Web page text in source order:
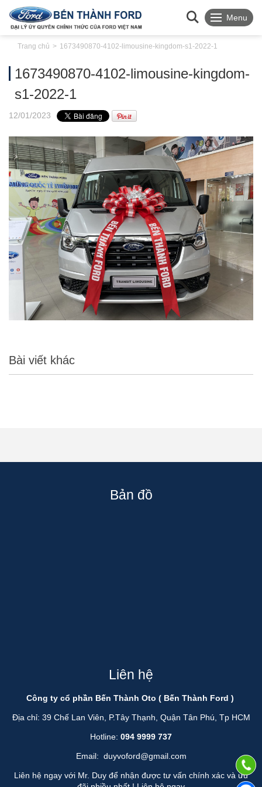
Menu
Trang chủ 1673490870-4102-limousine-kingdom-s1-2022-1
1673490870-4102-limousine-kingdom-
s1-2022-1
12/01/2023
Bài viết khác
Bản đồ
Liên hệ
Công ty cổ phần Bến Thành Oto ( Bến Thành Ford )
Địa chỉ: 39 Chế Lan Viên, P.Tây Thạnh, Quận Tân Phú, Tp HCM
Hotline: 094 9999 737
Email: duyvoford@gmail.com
Liên hệ ngay với Mr. Duy để nhận được tư vấn chính xác và ưu